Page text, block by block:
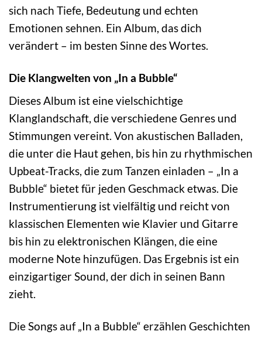
sich nach Tiefe, Bedeutung und echten
Emotionen sehnen. Ein Album, das dich
verändert – im besten Sinne des Wortes.
Die Klangwelten von „In a Bubble“
Dieses Album ist eine vielschichtige
Klanglandschaft, die verschiedene Genres und
Stimmungen vereint. Von akustischen Balladen,
die unter die Haut gehen, bis hin zu rhythmischen
Upbeat-Tracks, die zum Tanzen einladen – „In a
Bubble“ bietet für jeden Geschmack etwas. Die
Instrumentierung ist vielfältig und reicht von
klassischen Elementen wie Klavier und Gitarre
bis hin zu elektronischen Klängen, die eine
moderne Note hinzufügen. Das Ergebnis ist ein
einzigartiger Sound, der dich in seinen Bann
zieht.
Die Songs auf „In a Bubble“ erzählen Geschichten